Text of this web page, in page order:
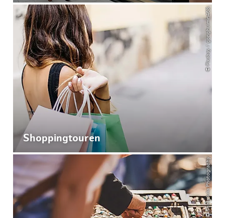
© Pixabay / gonghuimin468
Shoppingtouren
© ThisIsJulia Photography